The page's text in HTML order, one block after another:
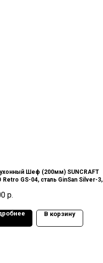
Шеф (200мм) SUNCRAFT
Retro GS-04, сталь GinSan Silver-3,
р.
В корзину